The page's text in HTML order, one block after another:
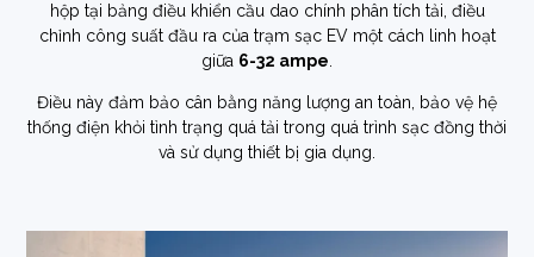
hộp tại bảng điều khiển cầu dao chính phân tích tải, điều
chỉnh công suất đầu ra của trạm sạc EV một cách linh hoạt
giữa 6-32 ampe.
Điều này đảm bảo cân bằng năng lượng an toàn, bảo vệ hệ
thống điện khỏi tình trạng quá tải trong quá trình sạc đồng thời
và sử dụng thiết bị gia dụng.